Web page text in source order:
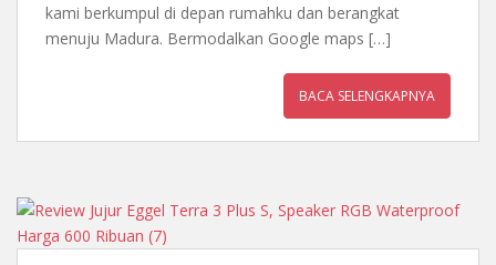
kami berkumpul di depan rumahku dan berangkat
menuju Madura. Bermodalkan Google maps […]
BACA SELENGKAPNYA